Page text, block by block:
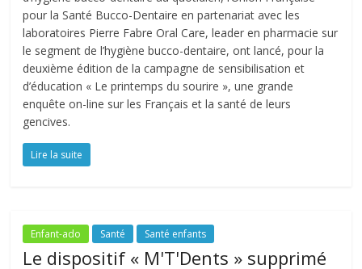
pour la Santé Bucco-Dentaire en partenariat avec les
laboratoires Pierre Fabre Oral Care, leader en pharmacie sur
le segment de l’hygiène bucco-dentaire, ont lancé, pour la
deuxième édition de la campagne de sensibilisation et
d’éducation « Le printemps du sourire », une grande
enquête on-line sur les Français et la santé de leurs
gencives.
Lire la suite
Enfant-ado Santé Santé enfants
Le dispositif « M'T'Dents » supprimé